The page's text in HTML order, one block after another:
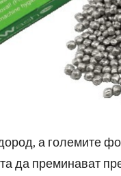
а големите
да преминават